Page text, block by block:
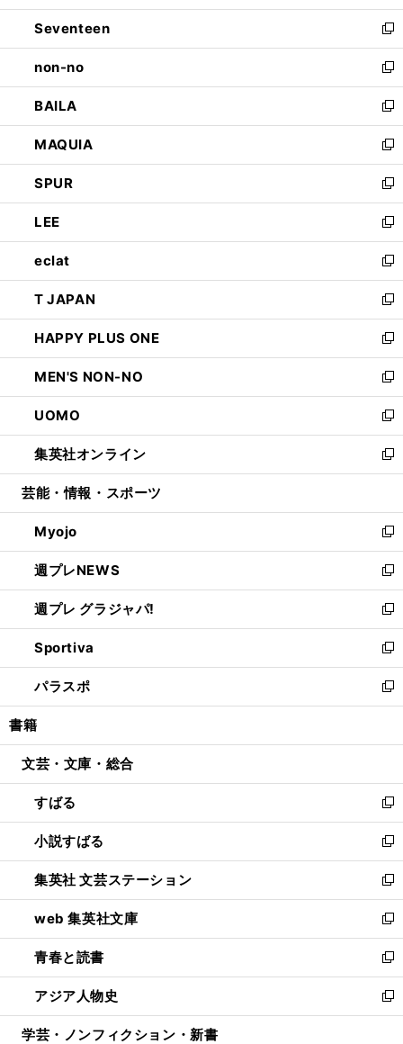
開
く
ウ
で
開
く
ン
ド
ウ
で
開
く
Seventeen
新
し
い
ウ
ィ
ン
ド
ウ
で
開
く
non-no
新
し
い
ウ
ィ
ン
ド
ウ
で
開
く
BAILA
新
し
い
ウ
ィ
ン
ド
ウ
で
開
く
MAQUIA
新
し
い
ウ
ィ
ン
ド
ウ
で
開
く
SPUR
新
し
い
ウ
ィ
ン
ド
ウ
で
開
く
LEE
新
し
い
ウ
ィ
ン
ド
ウ
で
開
く
eclat
新
し
い
ウ
ィ
ン
ド
ウ
で
開
く
T JAPAN
新
し
い
ウ
ィ
ン
ド
ウ
で
開
HAPPY PLUS ONE
新
し
い
ウ
ィ
ン
ド
ウ
開
く
MEN'S NON-NO
新
し
い
ウ
ィ
ン
ウ
で
開
く
UOMO
新
し
い
ウ
ン
ド
ウ
で
開
く
集英社オンライン
新
し
ウ
ィ
ン
ド
ウ
で
開
く
芸能・情報・スポーツ
Myojo
新
し
い
ウ
ィ
ン
ド
ウ
で
開
週プレNEWS
新
し
い
ウ
ィ
ン
ド
ウ
開
週プレ グラジャパ!
新
し
い
ウ
ィ
ン
ウ
開
く
Sportiva
新
し
い
ウ
ン
ウ
で
開
く
パラスポ
新
し
ウ
ン
ド
ウ
で
開
く
書籍
文芸・文庫・総合
すばる
新
し
い
ウ
ィ
ン
ド
ウ
で
開
く
小説すばる
新
し
い
ウ
ィ
ン
ド
ウ
で
開
集英社 文芸ステーション
新
し
い
ウ
ィ
ン
ド
ウ
web 集英社文庫
新
し
い
ウ
ィ
ン
青春と読書
新
し
い
ウ
アジア人物史
新
し
学芸・ノンフィクション・新書